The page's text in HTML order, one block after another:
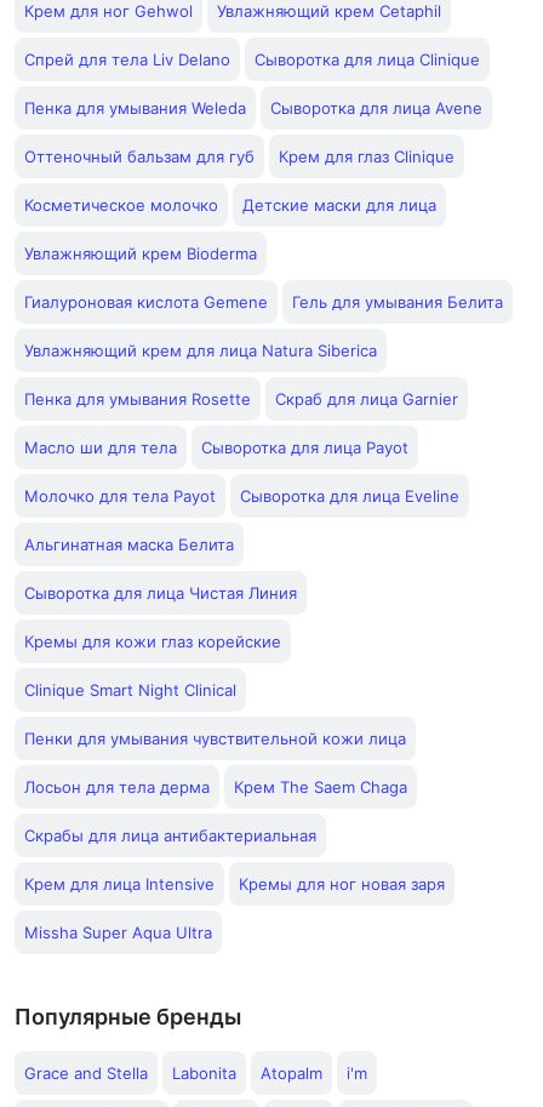
Крем для ног Gehwol Увлажняющий крем Cetaphil
Спрей для тела Liv Delano Сыворотка для лица Clinique
Пенка для умывания Weleda Сыворотка для лица Avene
Оттеночный бальзам для губ Крем для глаз Clinique
Косметическое молочко Детские маски для лица
Увлажняющий крем Bioderma
Гиалуроновая кислота Gemene Гель для умывания Белита
Увлажняющий крем для лица Natura Siberica
Пенка для умывания Rosette Скраб для лица Garnier
Масло ши для тела Сыворотка для лица Payot
Молочко для тела Payot Сыворотка для лица Eveline
Альгинатная маска Белита
Сыворотка для лица Чистая Линия
Кремы для кожи глаз корейские
Clinique Smart Night Clinical
Пенки для умывания чувствительной кожи лица
Лосьон для тела дерма Крем The Saem Chaga
Скрабы для лица антибактериальная
Крем для лица Intensive Кремы для ног новая заря
Missha Super Aqua Ultra
Популярные бренды
Grace and Stella Labonita Atopalm i'm